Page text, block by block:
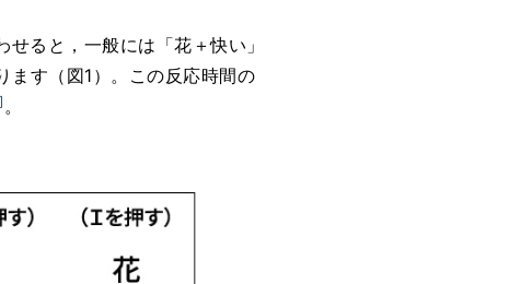
ると，一般には「花＋快い」
ます（図1）。この反応時間の
。